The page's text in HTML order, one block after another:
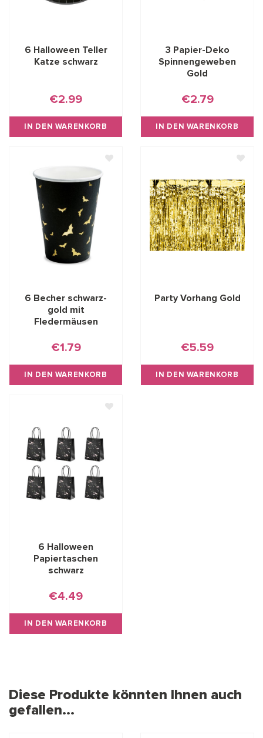
6 Halloween Teller
Katze schwarz
€2.99
IN DEN WARENKORB
3 Papier-Deko
Spinnengeweben
Gold
€2.79
IN DEN WARENKORB
6 Becher schwarz-
gold mit
Fledermäusen
€1.79
IN DEN WARENKORB
Party Vorhang Gold
€5.59
IN DEN WARENKORB
6 Halloween
Papiertaschen
schwarz
€4.49
IN DEN WARENKORB
Diese Produkte könnten Ihnen auch
gefallen...